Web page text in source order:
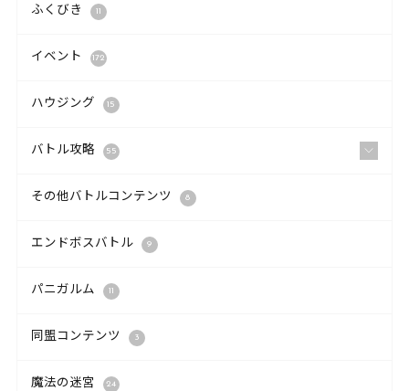
ふくびき 11
イベント 172
ハウジング 15
バトル攻略 55
その他バトルコンテンツ 8
エンドボスバトル 9
パニガルム 11
同盟コンテンツ 3
魔法の迷宮 24